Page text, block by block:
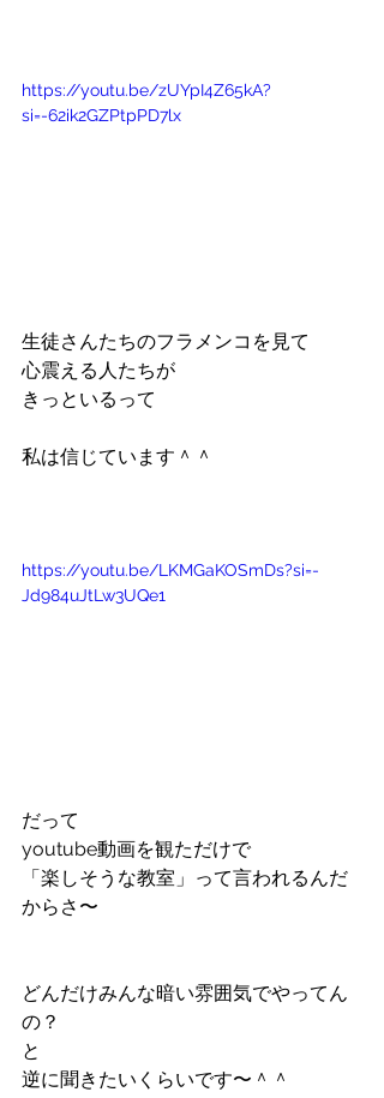
https://youtu.be/zUYpI4Z65kA?
si=-62ik2GZPtpPD7lx
生徒さんたちのフラメンコを見て
心震える人たちが
きっといるって
私は信じています＾＾
https://youtu.be/LKMGaKOSmDs?si=-
Jd984uJtLw3UQe1
だって
youtube動画を観ただけで
「楽しそうな教室」って言われるんだ
からさ〜
どんだけみんな暗い雰囲気でやってん
の？
と
逆に聞きたいくらいです〜＾＾